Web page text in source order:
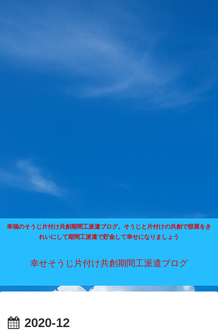
幸福のそうじ片付け共創期間工派遣ブログ。そうじと片付けの共創で部屋をき
れいにして期間工派遣で貯金して幸せになりましょう
幸せそうじ片付け共創期間工派遣ブログ
2020-12